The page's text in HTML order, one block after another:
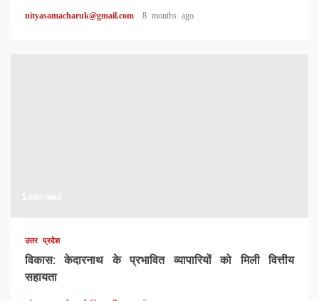
nityasamacharuk@gmail.com 8 months ago
उत्तर प्रदेश
विकास: केदारनाथ के प्रभावित व्यापारियों को मिली वित्तीय
सहायता